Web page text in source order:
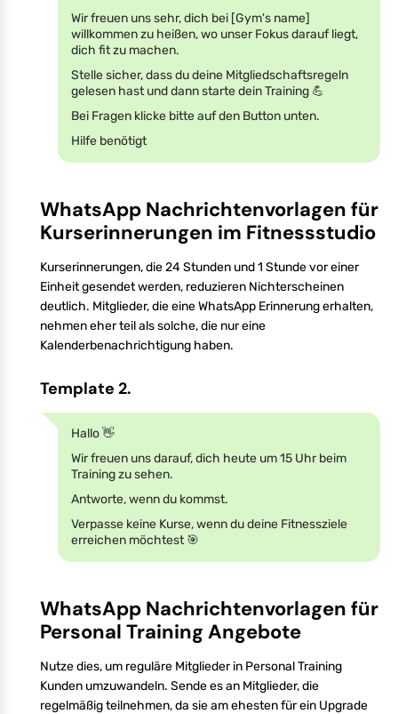
Wir freuen uns sehr, dich bei [Gym's name]
willkommen zu heißen, wo unser Fokus darauf liegt,
dich fit zu machen.
Stelle sicher, dass du deine Mitgliedschaftsregeln
gelesen hast und dann starte dein Training 💪
Bei Fragen klicke bitte auf den Button unten.
Hilfe benötigt
WhatsApp Nachrichtenvorlagen für
Kurserinnerungen im Fitnessstudio
Kurserinnerungen, die 24 Stunden und 1 Stunde vor einer
Einheit gesendet werden, reduzieren Nichterscheinen
deutlich. Mitglieder, die eine WhatsApp Erinnerung erhalten,
nehmen eher teil als solche, die nur eine
Kalenderbenachrichtigung haben.
Template 2.
Hallo 👋
Wir freuen uns darauf, dich heute um 15 Uhr beim
Training zu sehen.
Antworte, wenn du kommst.
Verpasse keine Kurse, wenn du deine Fitnessziele
erreichen möchtest 🎯
WhatsApp Nachrichtenvorlagen für
Personal Training Angebote
Nutze dies, um reguläre Mitglieder in Personal Training
Kunden umzuwandeln. Sende es an Mitglieder, die
regelmäßig teilnehmen, da sie am ehesten für ein Upgrade